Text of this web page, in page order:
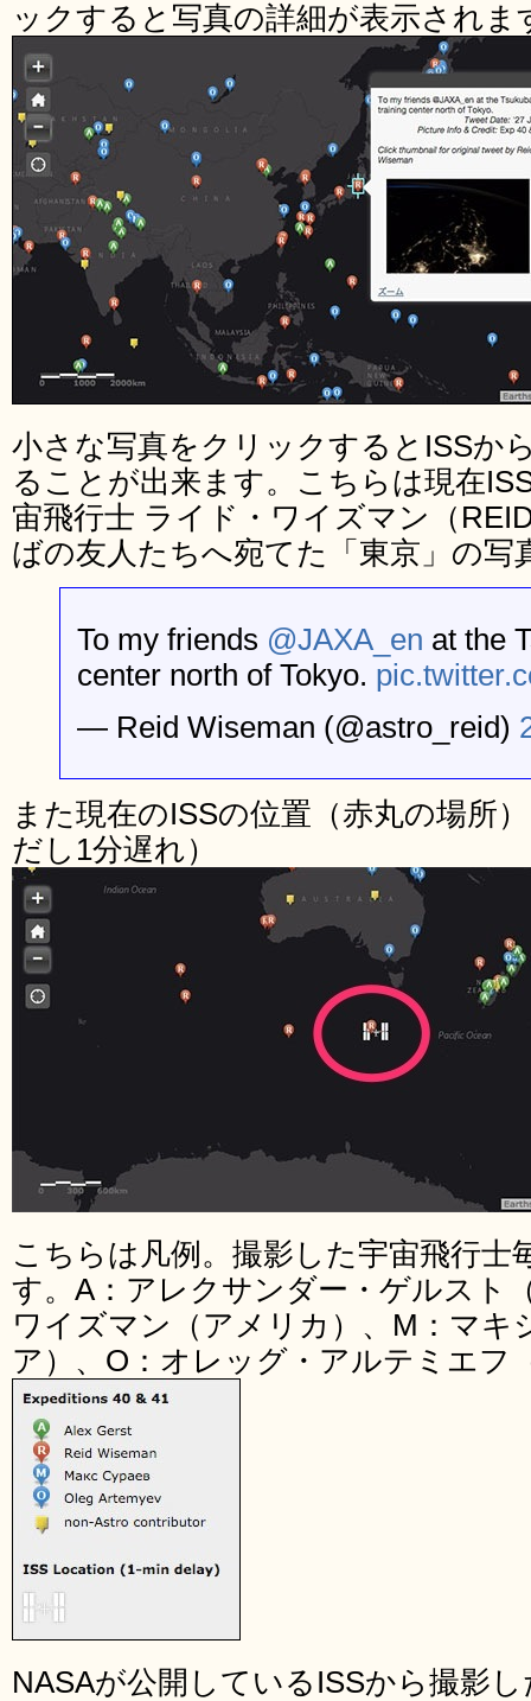
ックすると写真の詳細が表示されま
小さな写真をクリックするとISSか
ることが出来ます。こちらは現在
宙飛行士 ライド・ワイズマン（
ばの友人たちへ宛てた「東京」の写
To my friends @JAXA_en at the
center north of Tokyo.
— Reid Wiseman (@astro_reid)
また現在のISSの位置（赤丸の場所
だし1分遅れ）
こちらは凡例。撮影した宇宙飛行士
す。A：アレクサンダー・ゲルスト
ワイズマン（アメリカ）、M：マキ
ア）、O：オレッグ・アルテミエフ
NASAが公開しているISSから撮影